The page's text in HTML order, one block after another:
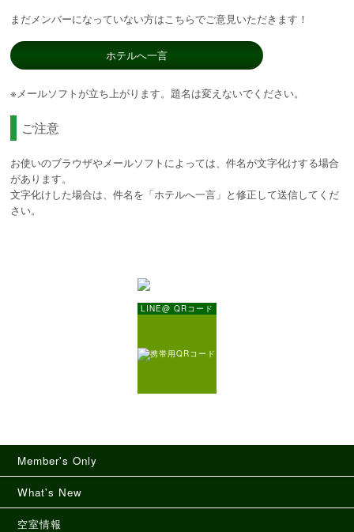
まだメンバーになっていない方はこちらでご意見いただきます！
ホテルへ一言
※メールソフトが立ち上がります。題名は変えないでください。
ご注意
お使いのブラウザやメールソフトによっては、件名が文字化けする場合
があります。
文字化けした場合は、件名を「ホテルへ一言」と修正して送信してくだ
さい。
LINE@ QRコード
Member's Only
What's New
空室情報